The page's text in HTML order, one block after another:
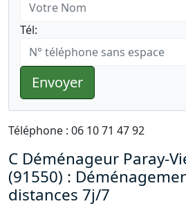
Tél:
Envoyer
Téléphone : 06 10 71 47 92
C Déménageur Paray-
(91550) :
distances 7j/7